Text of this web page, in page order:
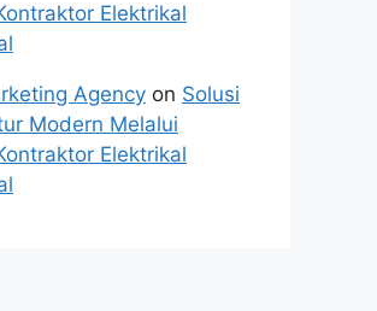
Elektrikal
Agency on Solusi
Modern Melalui
Elektrikal